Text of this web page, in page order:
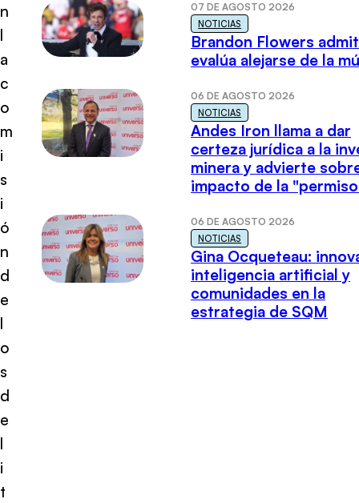
n
l
a
c
o
m
i
s
i
ó
n
d
e
l
o
s
d
e
l
i
t
07 DE AGOSTO 2026
NOTICIAS
Brandon Flowers
evalúa alejarse de la
06 DE AGOSTO 2026
NOTICIAS
Andes Iron llama a dar
certeza jurídica a la
minera y advierte
impacto de la
06 DE AGOSTO 2026
NOTICIAS
Gina Ocqueteau:
inteligencia artificial y
comunidades en la
estrategia de SQM